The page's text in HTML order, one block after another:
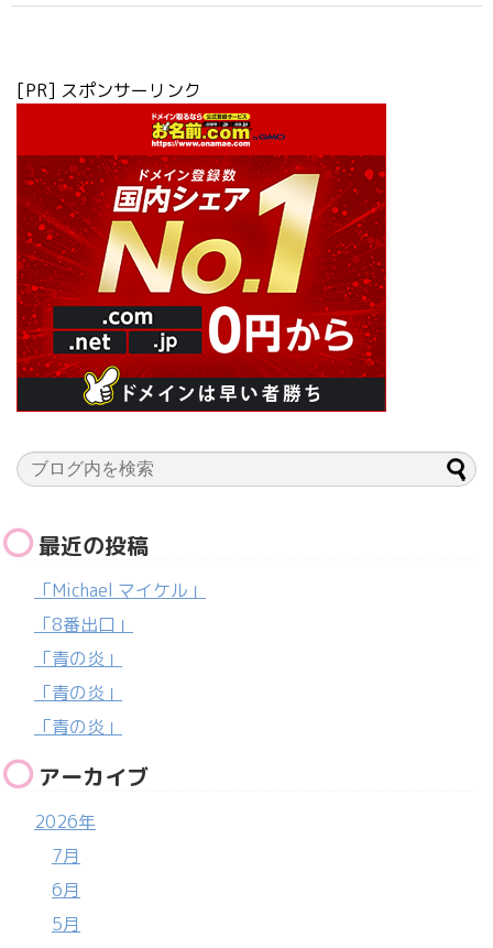
[PR] スポンサーリンク
最近の投稿
「Michael マイケル」
「8番出口」
「青の炎」
「青の炎」
「青の炎」
アーカイブ
2026年
7月
6月
5月